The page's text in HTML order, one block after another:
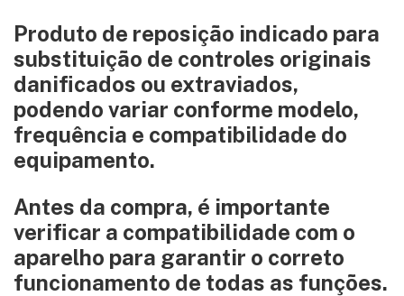
Produto de reposição indicado para
substituição de controles originais
danificados ou extraviados,
podendo variar conforme modelo,
frequência e compatibilidade do
equipamento.
Antes da compra, é importante
verificar a compatibilidade com o
aparelho para garantir o correto
funcionamento de todas as funções.